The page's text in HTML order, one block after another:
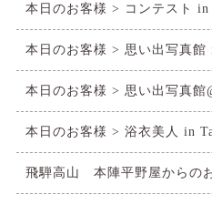
本日のお客様 > コンテスト in
本日のお客様 > 思い出写真館
本日のお客様 > 思い出写真館
本日のお客様 > 浴衣美人 in
飛騨高山 本陣平野屋からの